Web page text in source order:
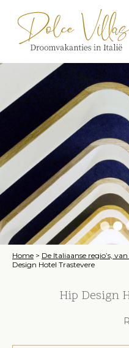
Home > De Italiaanse regio’s,
Design Hotel Trastevere
Hip Design